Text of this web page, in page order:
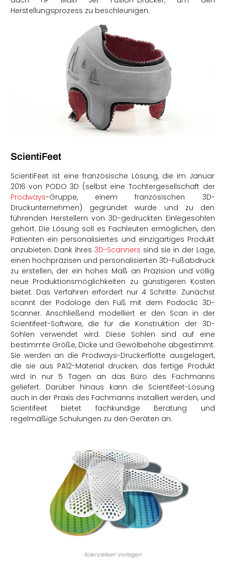
Herstellungsprozess zu beschleunigen.
ScientiFeet
ScientiFeet ist eine französische Lösung, die im Januar
2016 von PODO 3D (selbst eine Tochtergesellschaft der
Prodways-Gruppe, einem französischen 3D-
Druckunternehmen) gegründet wurde und zu den
führenden Herstellern von 3D-gedruckten Einlegesohlen
gehört. Die Lösung soll es Fachleuten ermöglichen, den
Patienten ein personalisiertes und einzigartiges Produkt
anzubieten. Dank ihres3D-Scanners sind sie in der Lage,
einen hochpräzisen und personalisierten 3D-Fußabdruck
zu erstellen, der ein hohes Maß an Präzision und völlig
neue Produktionsmöglichkeiten zu günstigeren Kosten
bietet. Das Verfahren erfordert nur 4 Schritte: Zunächst
scannt der Podologe den Fuß mit dem Podoclic 3D-
Scanner. Anschließend modelliert er den Scan in der
Scientifeet-Software, die für die Konstruktion der 3D-
Sohlen verwendet wird. Diese Sohlen sind auf eine
bestimmte Größe, Dicke und Gewölbehöhe abgestimmt.
Sie werden an die Prodways-Druckerflotte ausgelagert,
die sie aus PA12-Material drucken; das fertige Produkt
wird in nur 5 Tagen an das Büro des Fachmanns
geliefert. Darüber hinaus kann die Scientifeet-Lösung
auch in der Praxis des Fachmanns installiert werden, und
Scientifeet bietet fachkundige Beratung und
regelmäßige Schulungen zu den Geräten an.
Sciencefeet-Vorlagen